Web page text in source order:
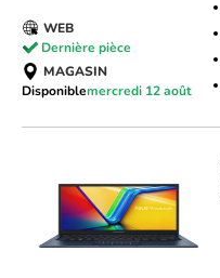
WEB
Dernière pièce
MAGASIN
Disponiblemercredi 12 août